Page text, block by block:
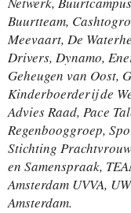
Buurtteam,
Meevaart, De
Drivers, Dynamo,
Geheugen van Oost,
Kinderboerderij de
Advies Raad, Pace
Regenbooggroep,
Stichting
en Samenspraak,
Amsterdam UVVA,
Amsterdam.